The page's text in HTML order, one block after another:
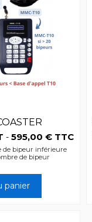
-595,00 € TTC
de bipeur inférieure
de bipeur
panier